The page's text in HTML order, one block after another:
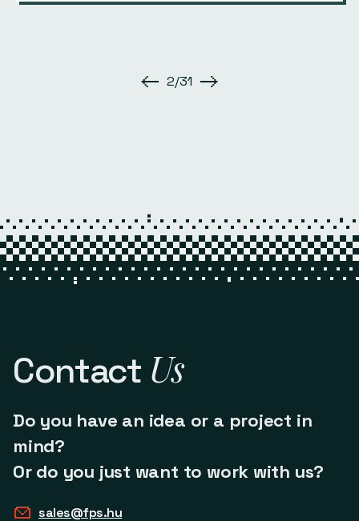
2/31
Contact Us
Do you have an idea or a project in
mind?
Or do you just want to work with us?
sales@fps.hu